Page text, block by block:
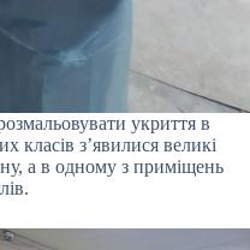
укриття в
класів з’явилися великі
а в одному з приміщень